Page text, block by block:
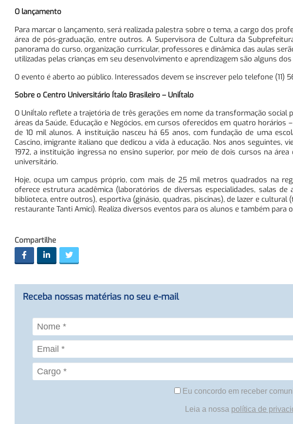
O lançamento
Para marcar o lançamento, será realizada palestra sobre o tema, a cargo dos
área de pós-graduação, entre outros. A Supervisora de Cultura da
panorama do curso, organização curricular, professores e dinâmica das aulas
utilizadas pelas crianças em seu desenvolvimento e aprendizagem são alguns
O evento é aberto ao público. Interessados devem se inscrever pelo telefone (11)
Sobre o Centro Universitário Ítalo Brasileiro – UniÍtalo
O UniÍtalo reflete a trajetória de três gerações em nome da transformação social
áreas da Saúde, Educação e Negócios, em cursos oferecidos em quatro horários
de 10 mil alunos. A instituição nasceu há 65 anos, com fundação de uma
Cascino, imigrante italiano que dedicou a vida à educação. Nos anos seguintes,
1972, a instituição ingressa no ensino superior, por meio de dois cursos na
universitário.
Hoje, ocupa um campus próprio, com mais de 25 mil metros quadrados na
oferece estrutura acadêmica (laboratórios de diversas especialidades, salas
biblioteca, entre outros), esportiva (ginásio, quadras, piscinas), de lazer e
restaurante Tanti Amici). Realiza diversos eventos para os alunos e também para
Compartilhe
Receba nossas matérias no seu e-mail
Eu concordo em receber
Leia a nossa política de